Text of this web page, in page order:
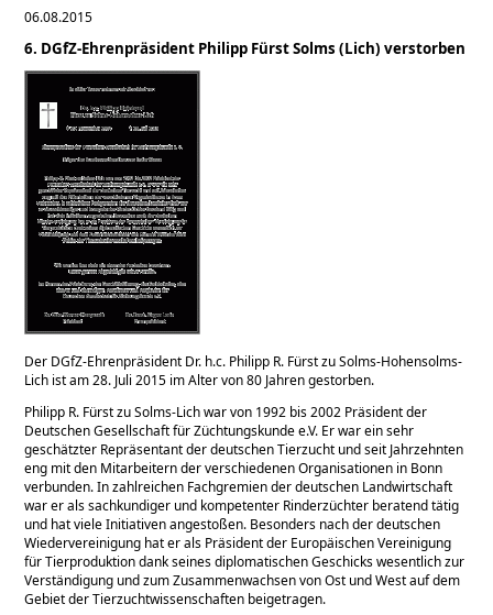
06.08.2015
6. DGfZ-Ehrenpräsident Philipp Fürst Solms (Lich) verstorben
Der DGfZ-Ehrenpräsident Dr. h.c. Philipp R. Fürst zu Solms-Hohensolms-
Lich ist am 28. Juli 2015 im Alter von 80 Jahren gestorben.
Philipp R. Fürst zu Solms-Lich war von 1992 bis 2002 Präsident der
Deutschen Gesellschaft für Züchtungskunde e.V. Er war ein sehr
geschätzter Repräsentant der deutschen Tierzucht und seit Jahrzehnten
eng mit den Mitarbeitern der verschiedenen Organisationen in Bonn
verbunden. In zahlreichen Fachgremien der deutschen Landwirtschaft
war er als sachkundiger und kompetenter Rinderzüchter beratend tätig
und hat viele Initiativen angestoßen. Besonders nach der deutschen
Wiedervereinigung hat er als Präsident der Europäischen Vereinigung
für Tierproduktion dank seines diplomatischen Geschicks wesentlich zur
Verständigung und zum Zusammenwachsen von Ost und West auf dem
Gebiet der Tierzuchtwissenschaften beigetragen.